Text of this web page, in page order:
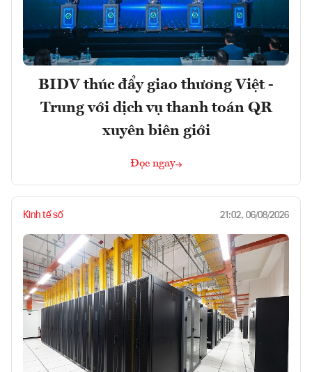
BIDV thúc đẩy giao thương Việt -
Trung với dịch vụ thanh toán QR
xuyên biên giới
Đọc ngay
Kinh tế số 21:02, 06/08/2026